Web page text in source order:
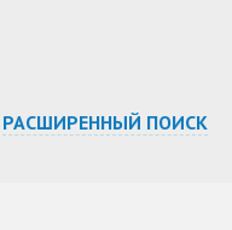
РАСШИРЕННЫЙ ПОИСК